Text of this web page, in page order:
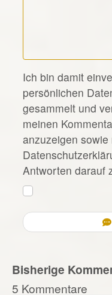
*
Ich bin damit
persönlichen
gesammelt und
meinen
anzuzeigen
Antworten darauf
Bisherige
5 Kommentare